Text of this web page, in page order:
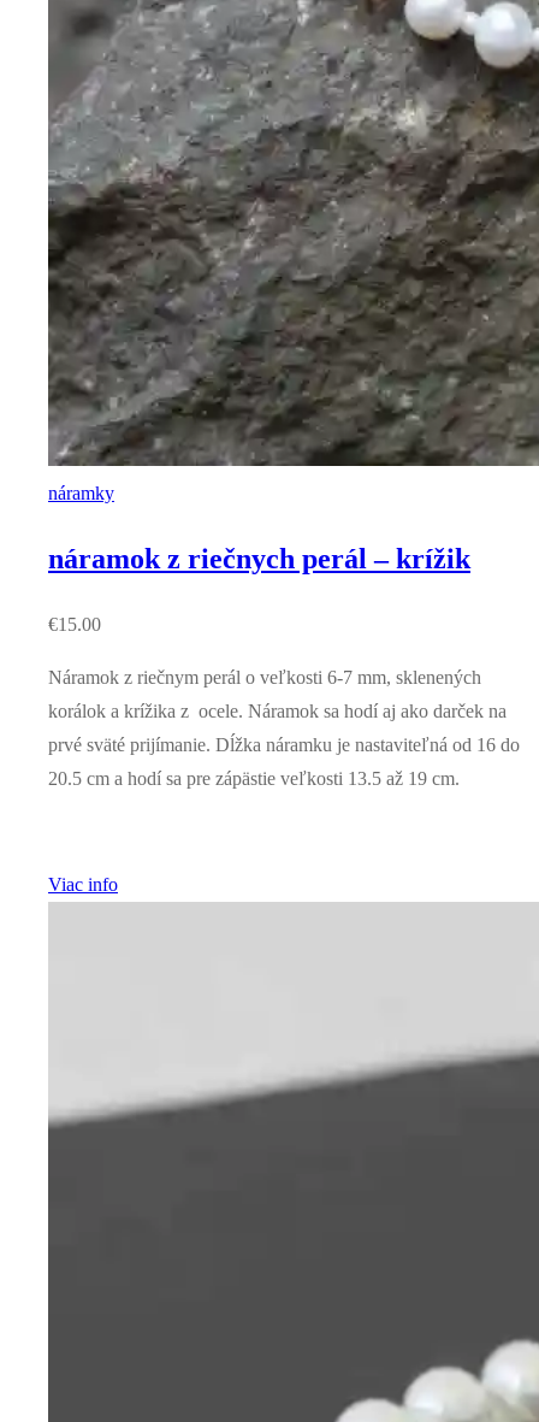
náramky
náramok z riečnych perál – krížik
€15.00
Náramok z riečnym perál o veľkosti 6-7 mm, sklenených
korálok a krížika z ocele. Náramok sa hodí aj ako darček na
prvé sväté prijímanie. Dĺžka náramku je nastaviteľná od 16 do
20.5 cm a hodí sa pre zápästie veľkosti 13.5 až 19 cm.
Viac info